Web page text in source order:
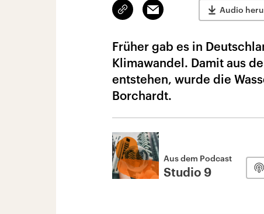
Link
kopieren/teilen
Email Audio
Früher gab es in
Klimawandel. Damit aus
entstehen, wurde die
Borchardt.
Aus dem Podcast
Studio 9